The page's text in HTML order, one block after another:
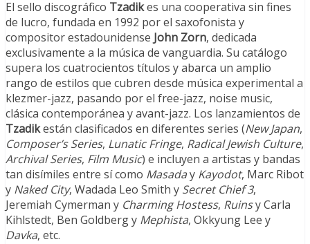
El sello discográfico Tzadikes una cooperativa sin fines
de lucro, fundada en 1992 por el saxofonista y
compositor estadounidense John Zorn, dedicada
exclusivamente a la música de vanguardia. Su catálogo
supera los cuatrocientos títulos y abarca un amplio
rango de estilos que cubren desde música experimental a
klezmer-jazz, pasando por el free-jazz, noise music,
clásica contemporánea y avant-jazz. Los lanzamientos de
Tzadikestán clasificados en diferentes series (New Japan,
Composer’s Series, Lunatic Fringe, Radical Jewish Culture,
Archival Series, Film Music) e incluyen a artistas y bandas
tan disímiles entre sí como Masaday Kayodot, Marc Ribot
y Naked City, Wadada Leo Smith y Secret Chief 3,
Jeremiah Cymerman y Charming Hostess, Ruinsy Carla
Kihlstedt, Ben Goldberg y Mephista, Okkyung Lee y
Davka, etc.